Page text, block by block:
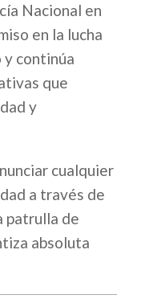
Nacional en
en la lucha
continúa
que
y
cualquier
a través de
patrulla de
absoluta